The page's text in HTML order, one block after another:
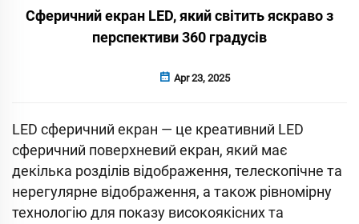
Сферичний екран LED, який світить яскраво з
перспективи 360 градусів
Apr 23, 2025
LED сферичний екран — це креативний LED
сферичний поверхневий екран, який має
декілька розділів відображення, телескопічне та
нерегулярне відображення, а також рівномірну
технологію для показу високоякісних та